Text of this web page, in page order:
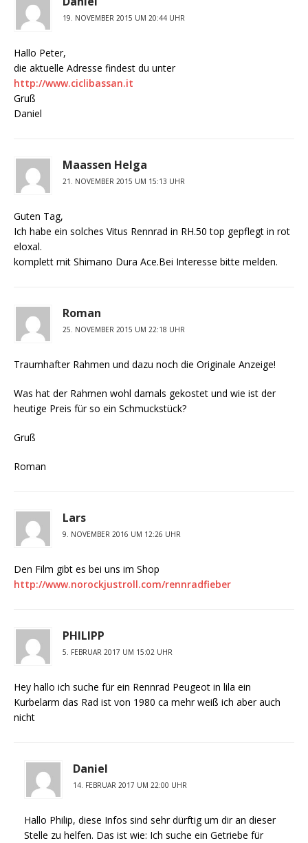
19. NOVEMBER 2015 UM 20:44 UHR
Hallo Peter,
die aktuelle Adresse findest du unter
http://www.ciclibassan.it
Gruß
Daniel
Maassen Helga
21. NOVEMBER 2015 UM 15:13 UHR
Guten Tag,
Ich habe ein solches Vitus Rennrad in RH.50 top gepflegt in rot
eloxal.
komplett mit Shimano Dura Ace.Bei Interesse bitte melden.
Roman
25. NOVEMBER 2015 UM 22:18 UHR
Traumhafter Rahmen und dazu noch die Originale Anzeige!
Was hat der Rahmen wohl damals gekostet und wie ist der
heutige Preis für so ein Schmuckstück?
Gruß
Roman
Lars
9. NOVEMBER 2016 UM 12:26 UHR
Den Film gibt es bei uns im Shop
http://www.norockjustroll.com/rennradfieber
PHILIPP
5. FEBRUAR 2017 UM 15:02 UHR
Hey hallo ich suche für ein Rennrad Peugeot in lila ein
Kurbelarm das Rad ist von 1980 ca mehr weiß ich aber auch
nicht
Daniel
14. FEBRUAR 2017 UM 22:00 UHR
Hallo Philip, diese Infos sind sehr dürftig um dir an dieser
Stelle zu helfen. Das ist wie: Ich suche ein Getriebe für